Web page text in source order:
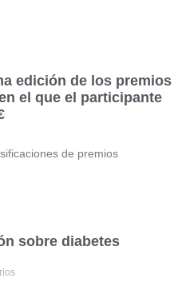
edición de los premios
el que el participante
de premios
sobre diabetes